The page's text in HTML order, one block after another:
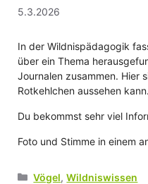
5.3.2026
In der Wildnispädagogik
über ein Thema
Journalen zusammen. Hier
Rotkehlchen aussehen kann.
Du bekommst sehr viel
Foto und Stimme in einem
Kategorien
Vögel,Wildniswissen